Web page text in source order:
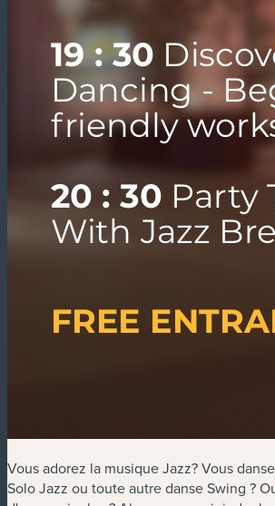
Vous adorez la musique Jazz? Vous
Solo Jazz ou toute autre danse Swing ?